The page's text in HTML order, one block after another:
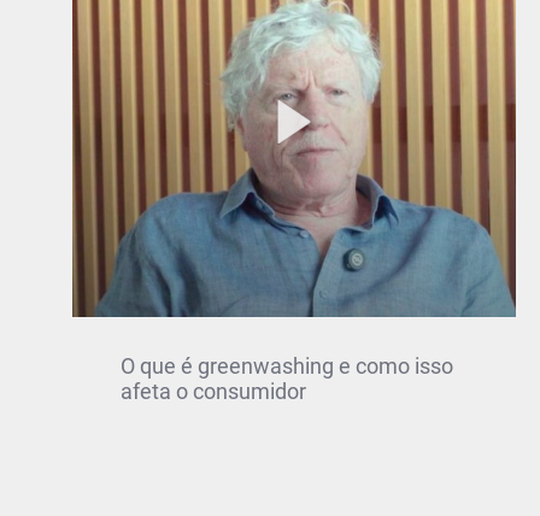
O que é greenwashing e como isso
afeta o consumidor